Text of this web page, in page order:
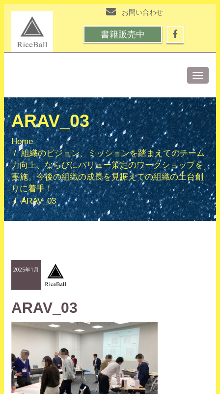
お問い合わせ
書籍販売中
Toggle
ARAV_03
Home
組織のビジョン、ミッションを踏まえてのチーム
力向上、ならびにバリュー策定のワークショップを
実施。今後の組織の成長を見据えての組織の土台創
りに着手！
ARAV_03
2025年1月
ARAV_03